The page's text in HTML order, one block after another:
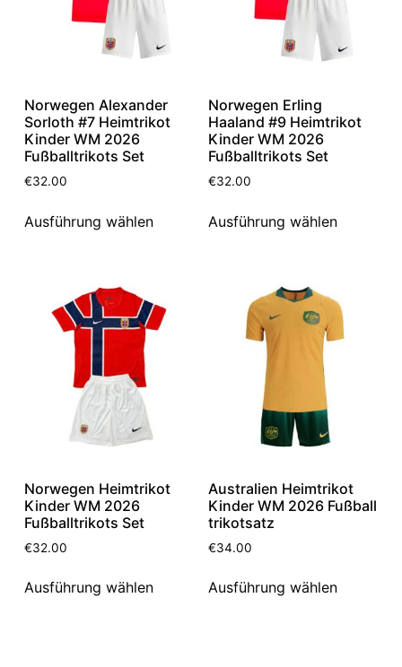
Norwegen Alexander
Sorloth #7 Heimtrikot
Kinder WM 2026
Fußballtrikots Set
€32.00
Ausführung wählen
Norwegen Erling
Haaland #9 Heimtrikot
Kinder WM 2026
Fußballtrikots Set
€32.00
Ausführung wählen
Norwegen Heimtrikot
Kinder WM 2026
Fußballtrikots Set
€32.00
Ausführung wählen
Australien Heimtrikot
Kinder WM 2026 Fußball
trikotsatz
€34.00
Ausführung wählen